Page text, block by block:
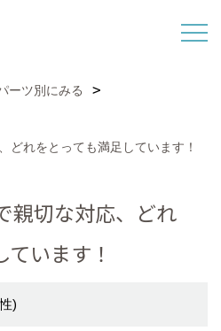
ーツ別にみる
どれをとっても満足しています！
親切な対応、どれ
います！
)